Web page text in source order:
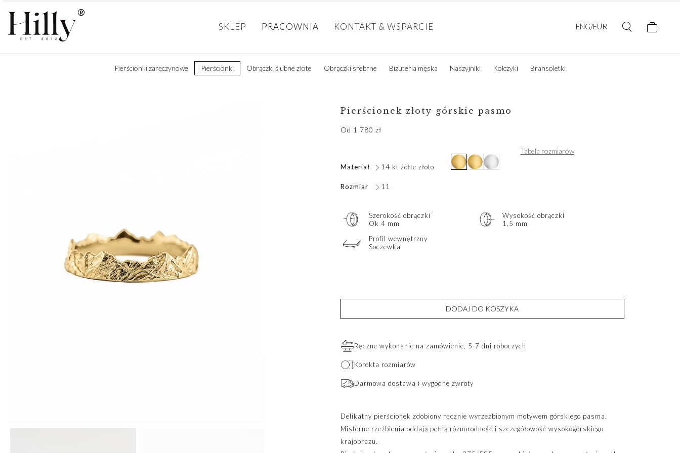
SKLEP PRACOWNIA KONTAKT & WSPARCIE ENG/EUR
Pierścionki zaręczynowe Pierścionki Obrączki ślubne złote Obrączki srebrne Biżuteria męska Naszyjniki Kolczyki Bransoletki
Pierścionek złoty górskie pasmo
Od 1 780 zł
Materiał 14 kt żółte złoto
Rozmiar 11
Tabela rozmiarów
Szerokość obrączki
Ok 4 mm
Wysokość obrączki
1,5 mm
Profil wewnętrzny
Soczewka
DODAJ DO KOSZYKA
Ręczne wykonanie na zamówienie, 5-7 dni roboczych
Korekta rozmiarów
Darmowa dostawa i wygodne zwroty
Delikatny pierścionek zdobiony ręcznie wyrzeźbionym motywem górskiego pasma.
Misterne rzeźbienia oddają pełną różnorodność i szczegółowość wysokogórskiego
krajobrazu.